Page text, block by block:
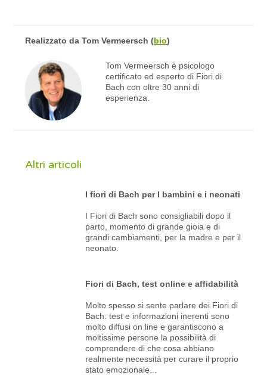
Realizzato daTom Vermeersch (bio)
Tom Vermeersch è psicologo
certificato ed esperto di Fiori di
Bach con oltre 30 anni di
esperienza.
Altri articoli
I fiori di Bach per I bambini e i neonati
I Fiori di Bach sono consigliabili dopo il
parto, momento di grande gioia e di
grandi cambiamenti, per la madre e per il
neonato.
Fiori di Bach, test online e affidabilità
Molto spesso si sente parlare dei Fiori di
Bach: test e informazioni inerenti sono
molto diffusi on line e garantiscono a
moltissime persone la possibilità di
comprendere di che cosa abbiano
realmente necessità per curare il proprio
stato emozionale...